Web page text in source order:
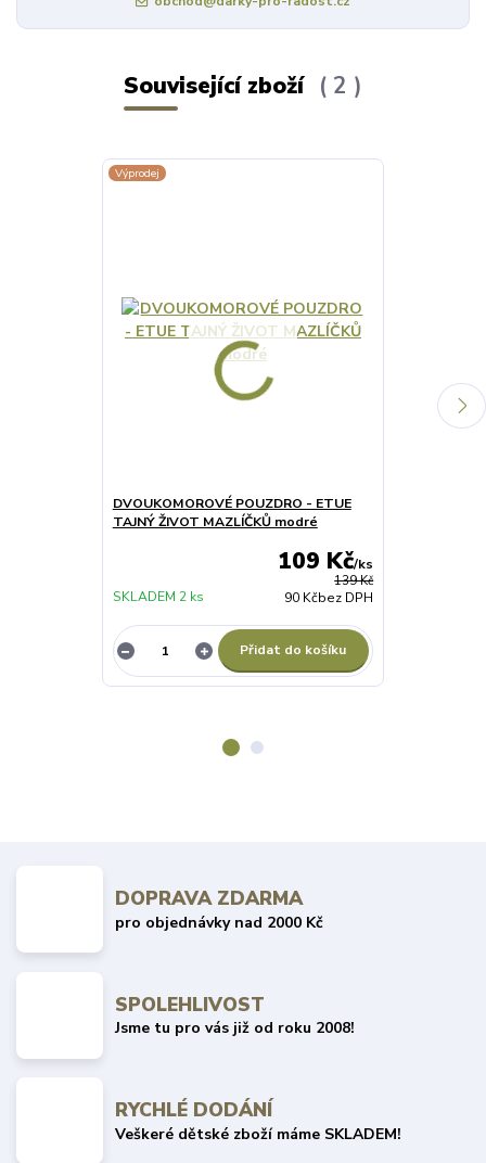
Související zboží 2
Výprodej
DVOUKOMOROVÉ POUZDRO - ETUE
TAJNÝ ŽIVOT MAZLÍČKŮ modré
139 Kč
109 Kč/ks
90 Kčbez DPH
SKLADEM 2 ks
Přidat do košíku
DOPRAVA ZDARMA
pro objednávky nad 2000 Kč
SPOLEHLIVOST
Jsme tu pro vás již od roku 2008!
RYCHLÉ DODÁNÍ
Veškeré dětské zboží máme SKLADEM!